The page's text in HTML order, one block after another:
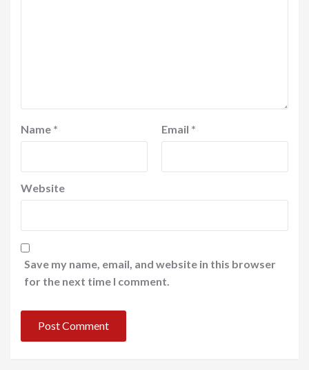
Name * Email *
Website
Save my name, email, and website in this browser
for the next time I comment.